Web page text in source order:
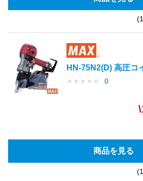
HN-75N2(D) 高圧コ
★ ★ ★ ★ ★ 0
商品を見る